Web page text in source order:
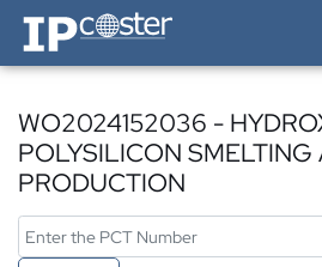
IP-Coster — Home
WO2024152036 -
POLYSILICON SMELTING
PRODUCTION